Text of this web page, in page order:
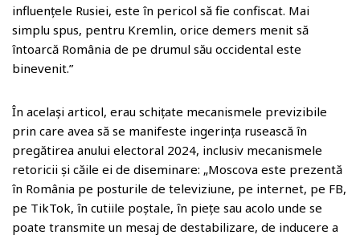
influențele Rusiei, este în pericol să fie confiscat. Mai
simplu spus, pentru Kremlin, orice demers menit să
întoarcă România de pe drumul său occidental este
binevenit.”
În același articol, erau schițate mecanismele previzibile
prin care avea să se manifeste ingerința rusească în
pregătirea anului electoral 2024, inclusiv mecanismele
retoricii și căile ei de diseminare: „Moscova este prezentă
în România pe posturile de televiziune, pe internet, pe FB,
pe TikTok, în cutiile poștale, în piețe sau acolo unde se
poate transmite un mesaj de destabilizare, de inducere a